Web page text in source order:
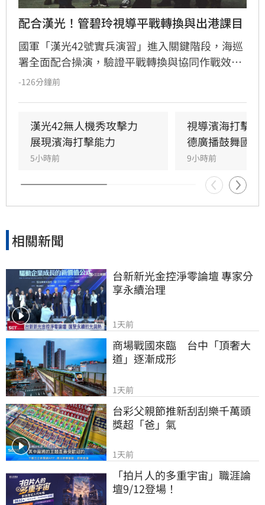
配合漢光！管碧玲視導平戰轉換與出港課目
國軍「漢光42號實兵演習」進入關鍵階段，海巡
署全面配合操演，驗證平戰轉換與協同作戰效
能。海委會主委管碧玲親赴台北港與左營軍港視
-126分鐘前
漢光42無人機秀攻擊力
展現濱海打擊能力
5小時前
視導濱海打擊
德廣播鼓舞國軍
9小時前
相關新聞
台新新光金控淨零論壇 專家分
享永續治理
1天前
商場戰國來臨　台中「頂奢大
道」逐漸成形
1天前
台彩父親節推新刮刮樂千萬頭
獎超「爸」氣
1天前
「拍片人的多重宇宙」職涯論
壇9/12登場！